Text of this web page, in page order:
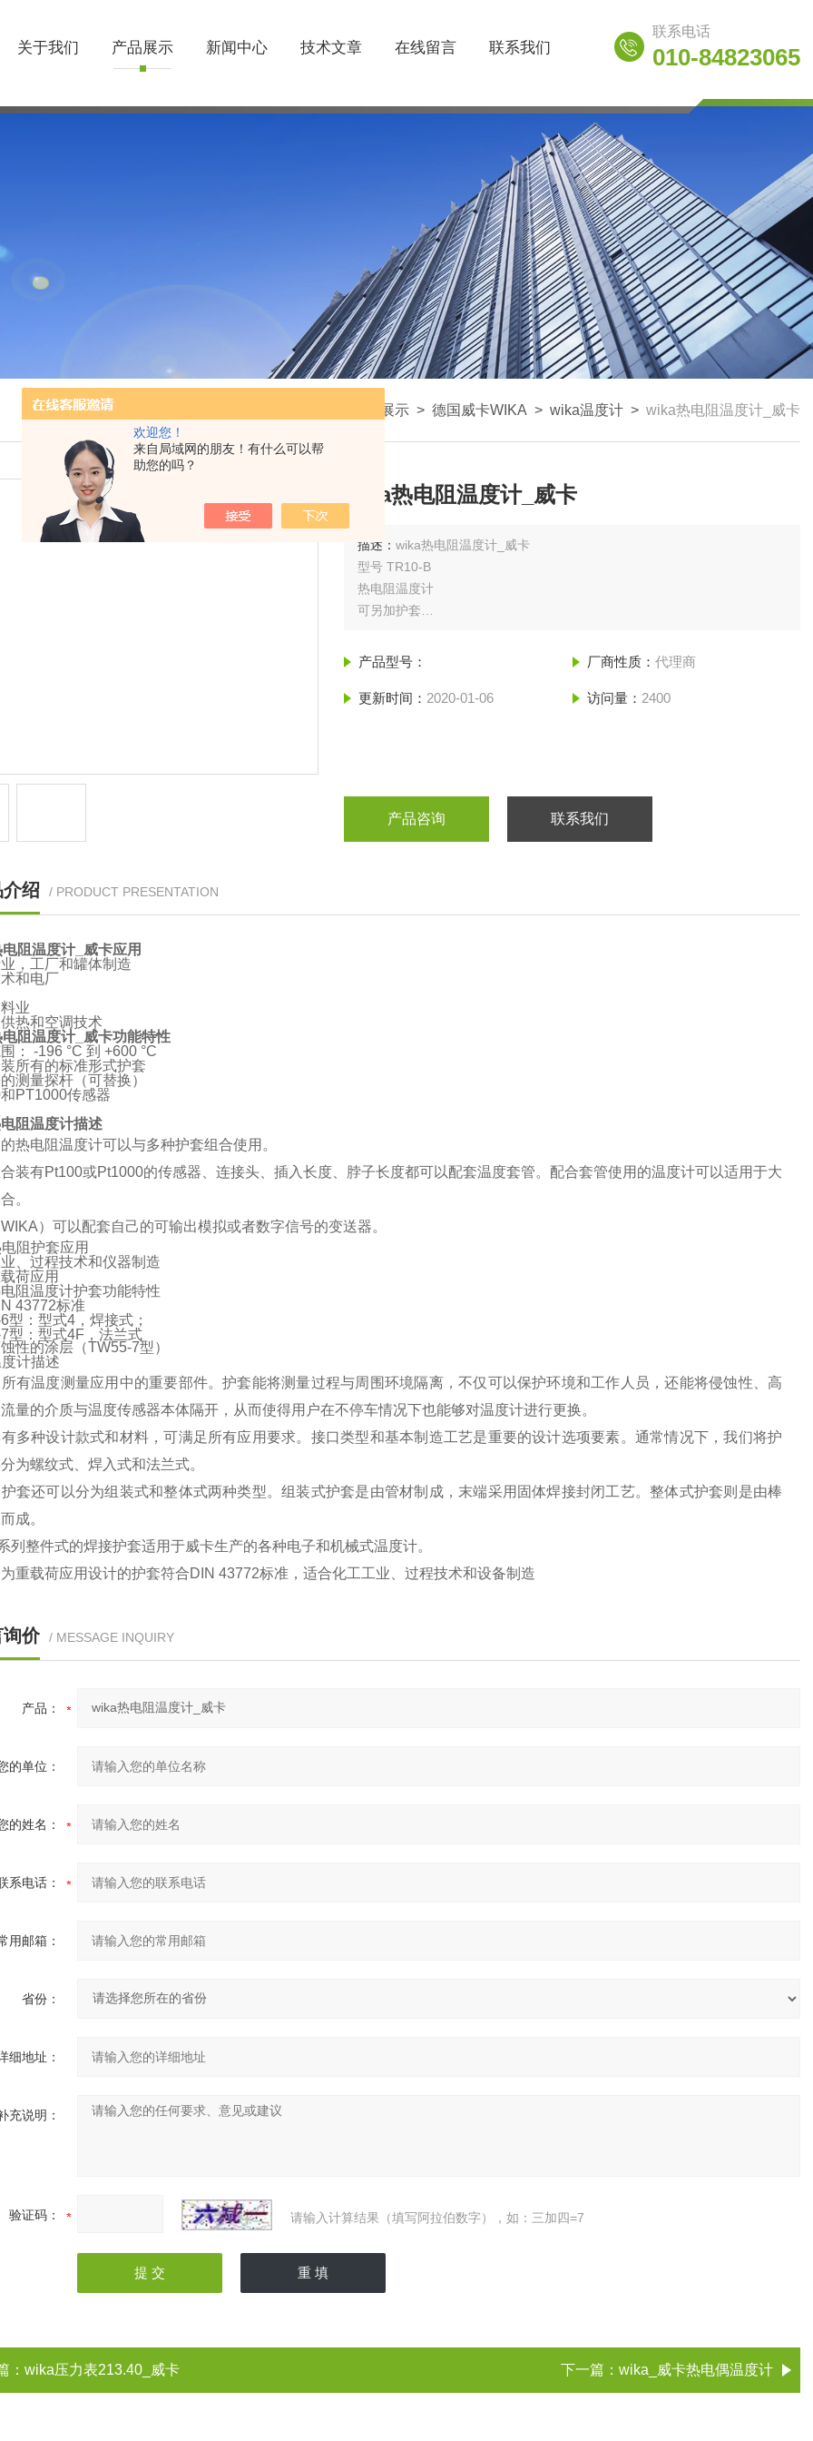
欢迎您！
来自局域网的朋友！有什么可以帮
助您的吗？
关于我们 产品展示 新闻中心 技术文章 在线留言 联系我们
联系电话
010-84823065
产品展示 > 德国威卡WIKA > wika温度计 > wika热电阻温度计_威卡
wika热电阻温度计_威卡
描述：wika热电阻温度计_威卡
型号 TR10-B
热电阻温度计
可另加护套
能源技术和电厂
食品饮料业
产品型号： 厂商性质： 代理商
更新时间： 2020-01-06 访问量： 2400
产品咨询 联系我们
绍 / PRODUCT PRESENTATION
阻温度计_威卡应用
，工厂和罐体制造
和电厂
业
热和空调技术
阻温度计_威卡功能特性
： -196 °C 到 +600 °C
所有的标准形式护套
测量探杆（可替换）
PT1000传感器
阻温度计描述
热电阻温度计可以与多种护套组合使用。
装有Pt100或Pt1000的传感器、连接头、插入长度、脖子长度都可以配套温度套管。配合套管使用的温度计可以适用于大
。
）可以配套自己的可输出模拟或者数字信号的变送器。
阻护套应用
、过程技术和仪器制造
荷应用
阻温度计护套功能特性
43772标准
型：型式4，焊接式；
型：型式4F，法兰式
性的涂层（TW55-7型）
计描述
有温度测量应用中的重要部件。护套能将测量过程与周围环境隔离，不仅可以保护环境和工作人员，还能将侵蚀性、高
量的介质与温度传感器本体隔开，从而使得用户在不停车情况下也能够对温度计进行更换。
多种设计款式和材料，可满足所有应用要求。接口类型和基本制造工艺是重要的设计选项要素。通常情况下，我们将护
为螺纹式、焊入式和法兰式。
套还可以分为组装式和整体式两种类型。组装式护套是由管材制成，末端采用固体焊接封闭工艺。整体式护套则是由棒
成。
列整件式的焊接护套适用于威卡生产的各种电子和机械式温度计。
重载荷应用设计的护套符合DIN 43772标准，适合化工工业、过程技术和设备制造
价 / MESSAGE INQUIRY
产品：
的单位：
的姓名：
系电话：
用邮箱：
省份：
细地址：
充说明：
验证码： 请输入计算结果（填写阿拉伯数字），如：三加四=7
： wika压力表213.40_威卡 下一篇： wika_威卡热电偶温度计